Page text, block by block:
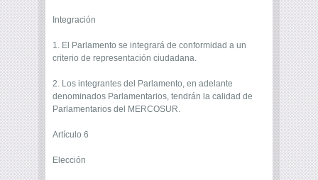
Integración
1. El Parlamento se integrará de conformidad a un
criterio de representación ciudadana.
2. Los integrantes del Parlamento, en adelante
denominados Parlamentarios, tendrán la calidad de
Parlamentarios del MERCOSUR.
Artículo 6
Elección